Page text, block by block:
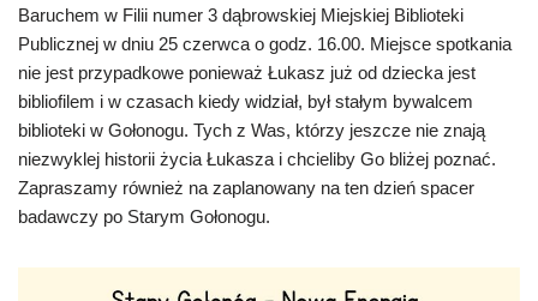
Baruchem w Filii numer 3 dąbrowskiej Miejskiej Biblioteki
Publicznej w dniu 25 czerwca o godz. 16.00. Miejsce spotkania
nie jest przypadkowe ponieważ Łukasz już od dziecka jest
bibliofilem i w czasach kiedy widział, był stałym bywalcem
biblioteki w Gołonogu. Tych z Was, którzy jeszcze nie znają
niezwyklej historii życia Łukasza i chcieliby Go bliżej poznać.
Zapraszamy również na zaplanowany na ten dzień spacer
badawczy po Starym Gołonogu.